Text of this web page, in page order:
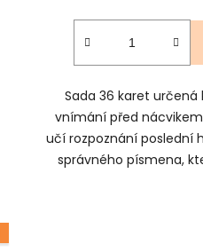
Sada 36 karet určená
vnímání před
učí rozpoznání poslední
správného písmena,